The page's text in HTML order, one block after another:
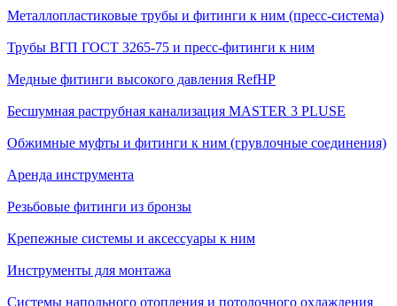
Металлопластиковые трубы и фитинги к ним (пресс-система)
Трубы ВГП ГОСТ 3265-75 и пресс-фитинги к ним
Медные фитинги высокого давления RefHP
Бесшумная раструбная канализация MASTER 3 PLUSE
Обжимные муфты и фитинги к ним (грувлочные соединения)
Аренда инструмента
Резьбовые фитинги из бронзы
Крепежные системы и аксессуары к ним
Инструменты для монтажа
Системы напольного отопления и потолочного охлаждения